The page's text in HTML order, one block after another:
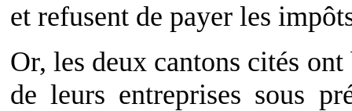
et refusent de payer les
Or, les deux cantons cités
de leurs entreprises sous